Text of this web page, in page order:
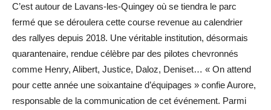
C’est autour de Lavans-les-Quingey où se tiendra le parc
fermé que se déroulera cette course revenue au calendrier
des rallyes depuis 2018. Une véritable institution, désormais
quarantenaire, rendue célèbre par des pilotes chevronnés
comme Henry, Alibert, Justice, Daloz, Deniset… « On attend
pour cette année une soixantaine d’équipages » confie Aurore,
responsable de la communication de cet événement. Parmi